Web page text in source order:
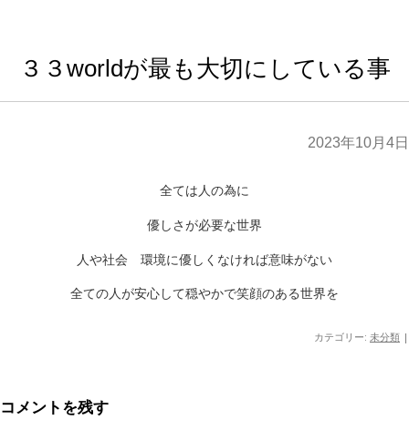
３３worldが最も大切にしている事
2023年10月4日
全ては人の為に
優しさが必要な世界
人や社会 環境に優しくなければ意味がない
全ての人が安心して穏やかで笑顔のある世界を
カテゴリー: 未分類 |
コメントを残す